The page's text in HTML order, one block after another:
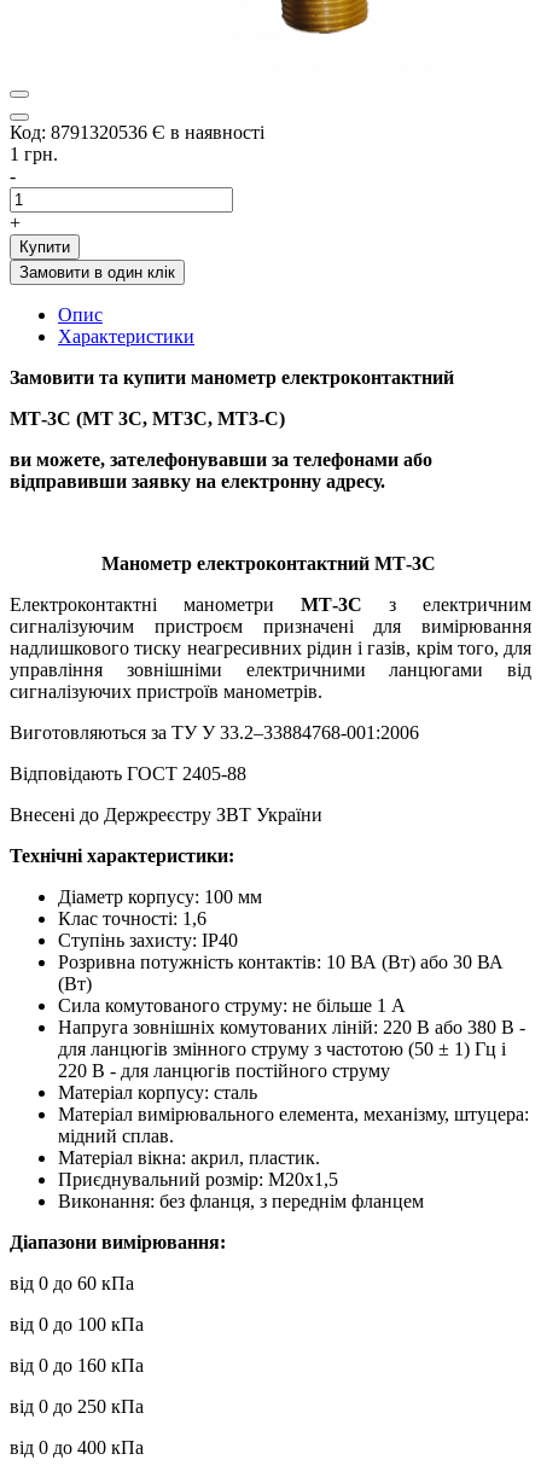
Код: 8791320536 Є в наявності
1 грн.
-
+
Купити
Замовити в один клік
Опис
Характеристики
Замовити та купити манометр електроконтактний
МТ-3С (МТ 3С, МТ3С, МТ3-С)
ви можете, зателефонувавши за телефонами або
відправивши заявку на електронну адресу.
Манометр електроконтактний МТ-3С
Електроконтактні манометри МТ-3С з електричним
сигналізуючим пристроєм призначені для вимірювання
надлишкового тиску неагресивних рідин і газів, крім того, для
управління зовнішніми електричними ланцюгами від
сигналізуючих пристроїв манометрів.
Виготовляються за ТУ У 33.2–33884768-001:2006
Відповідають ГОСТ 2405-88
Внесені до Держреєстру ЗВТ України
Технічні характеристики:
Діаметр корпусу: 100 мм
Клас точності: 1,6
Ступінь захисту: ІР40
Розривна потужність контактів: 10 ВА (Вт) або 30 ВА
(Вт)
Сила комутованого струму: не більше 1 А
Напруга зовнішніх комутованих ліній: 220 В або 380 В -
для ланцюгів змінного струму з частотою (50 ± 1) Гц і
220 В - для ланцюгів постійного струму
Матеріал корпусу: сталь
Матеріал вимірювального елемента, механізму, штуцера:
мідний сплав.
Матеріал вікна: акрил, пластик.
Приєднувальний розмір: М20х1,5
Виконання: без фланця, з переднім фланцем
Діапазони вимірювання:
від 0 до 60 кПа
від 0 до 100 кПа
від 0 до 160 кПа
від 0 до 250 кПа
від 0 до 400 кПа